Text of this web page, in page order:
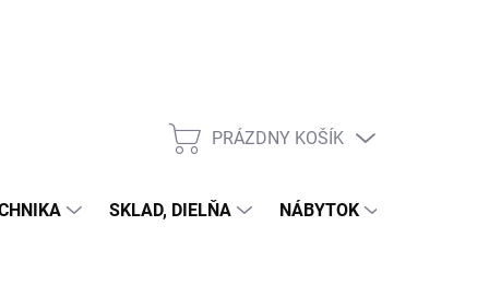
NÁKUPNÝ
PRÁZDNY KOŠÍK
SKLAD, DIELŇA NÁBYTOK